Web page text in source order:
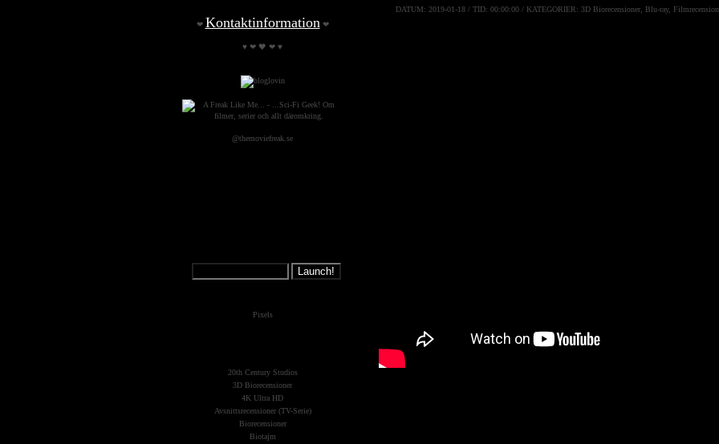
DATUM: 2019-01-18 / TID: 00:00:00 / KATEGORIER: 3D Biorecensioner Blu-ray,
❤ Kontaktinformation ❤
♥ ❤ 🖤 ❤ ♥
@themoviefreak.se
Pixels
20th Century Studios
3D Biorecensioner
4K Ultra HD
Avsnittsrecensioner (TV-Serie)
Biorecensioner
Biotajm